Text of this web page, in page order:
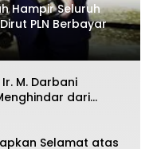
Hampir Seluruh
PLN Berbayar
M. Darbani
dari
Selamat atas